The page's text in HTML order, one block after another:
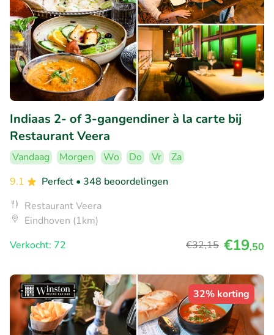
Indiaas 2- of 3-gangendiner à la carte bij
Restaurant Veera
Vandaag Morgen Wo Do Vr
Za
9.1
Perfect • 348 beoordelingen
Restaurant Veera
Eindhoven (1km)
Verkocht: 72
€32,15 €19,50
32% korting